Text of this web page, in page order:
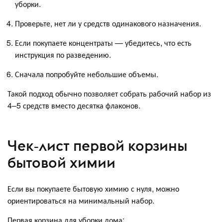
уборки.
Проверьте, нет ли у средств одинакового назначения.
Если покупаете концентраты — убедитесь, что есть
инструкция по разведению.
Сначала попробуйте небольшие объемы.
Такой подход обычно позволяет собрать рабочий набор из
4–5 средств вместо десятка флаконов.
Чек‑лист первой корзины
бытовой химии
Если вы покупаете бытовую химию с нуля, можно
ориентироваться на минимальный набор.